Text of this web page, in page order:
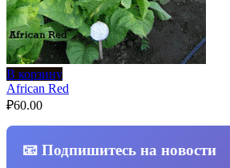
В корзину
African Red
₽60.00
📧 Подпишитесь на новости